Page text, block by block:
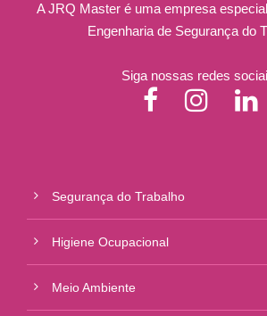
A JRQ Master é uma empresa
Engenharia de Segurança do
Siga nossas redes
Segurança do Trabalho
Higiene Ocupacional
Meio Ambiente